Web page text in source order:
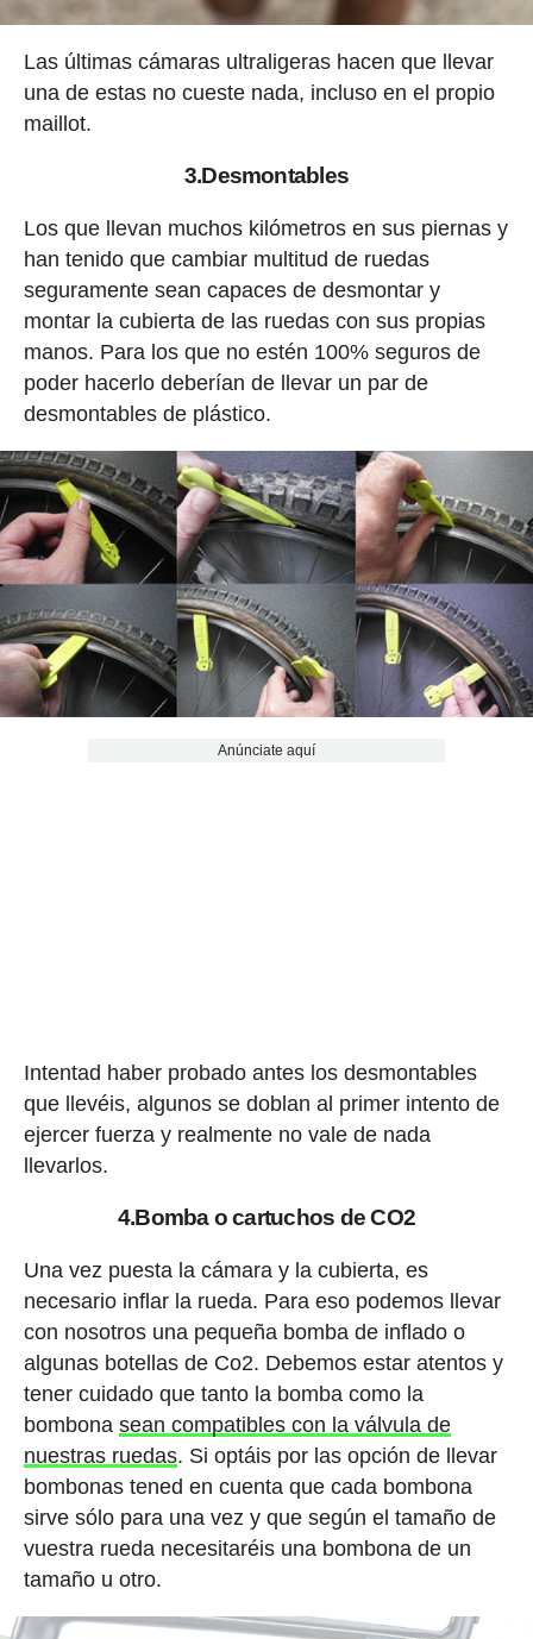
Las últimas cámaras ultraligeras hacen que llevar
una de estas no cueste nada, incluso en el propio
maillot.
3.Desmontables
Los que llevan muchos kilómetros en sus piernas y
han tenido que cambiar multitud de ruedas
seguramente sean capaces de desmontar y
montar la cubierta de las ruedas con sus propias
manos. Para los que no estén 100% seguros de
poder hacerlo deberían de llevar un par de
desmontables de plástico.
Anúnciate aquí
Intentad haber probado antes los desmontables
que llevéis, algunos se doblan al primer intento de
ejercer fuerza y realmente no vale de nada
llevarlos.
4.Bomba o cartuchos de CO2
Una vez puesta la cámara y la cubierta, es
necesario inflar la rueda. Para eso podemos llevar
con nosotros una pequeña bomba de inflado o
algunas botellas de Co2. Debemos estar atentos y
tener cuidado que tanto la bomba como la
bombona sean compatibles con la válvula de
nuestras ruedas. Si optáis por las opción de llevar
bombonas tened en cuenta que cada bombona
sirve sólo para una vez y que según el tamaño de
vuestra rueda necesitaréis una bombona de un
tamaño u otro.